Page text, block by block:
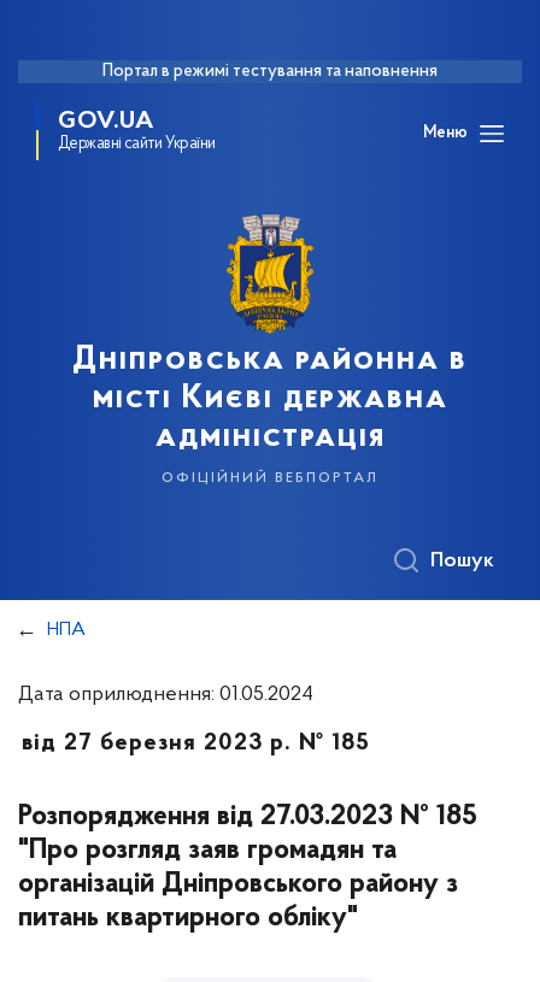
Портал в режимі тестування та наповнення
GOV.UA
Державні сайти України
Меню
Дніпровська районна в
місті Києві державна
адміністрація
офіційний вебпортал
Пошук
НПА
Дата оприлюднення: 01.05.2024
від 27 березня 2023 р. № 185
Розпорядження від 27.03.2023 № 185
"Про розгляд заяв громадян та
організацій Дніпровського району з
питань квартирного обліку"